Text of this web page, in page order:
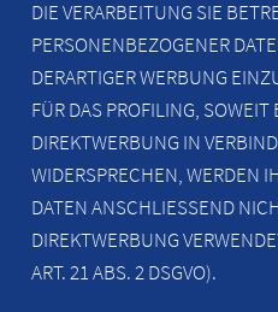
DIE VERARBEITUNG SIE
PERSONENBEZOGENER
DERARTIGER WERBUNG
FÜR DAS PROFILING, SOWEIT
DIREKTWERBUNG IN
WIDERSPRECHEN, WERDEN
DATEN ANSCHLIESSEND
DIREKTWERBUNG
ART. 21 ABS. 2 DSGVO).